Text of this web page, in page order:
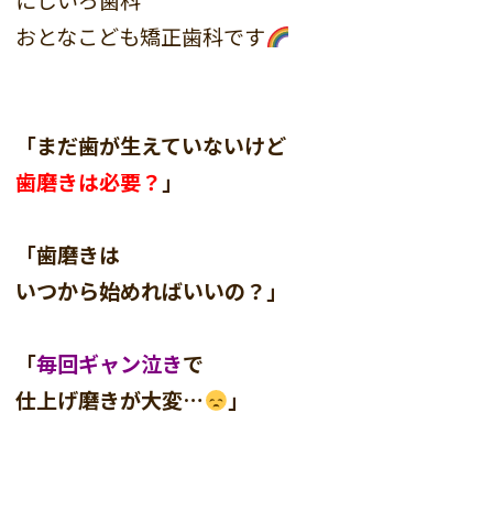
おとなこども矯正歯科です
「まだ歯が生えていないけど
歯磨きは必要？ 」
「歯磨きは
いつから始めればいいの？」
「毎回ギャン泣きで
仕上げ磨きが大変…
」